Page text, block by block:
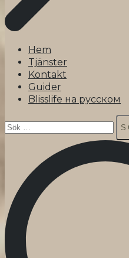
Hem
Tjänster
Kontakt
Guider
Blisslife на русском
Sök
efter: